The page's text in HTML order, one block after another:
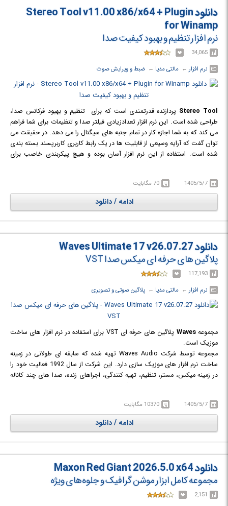
از پس زمینه سبز رنگ برای حذف پس زمینه در عکس ها و ویدئو ها نیز یکی دیگر
از ده ها کاربرد مفید این مجموعه پلاگین است.
دانلود Stereo Tool v11.00 x86/x64 + Plugin
for Winamp
نرم افزار تنظیم و بهبود کیفیت صدا
34,065
نرم افزار ← ‏ مالتی مدیا ← ‏ ضبط و ویرایش صوت
Stereo Tool پردازنده قدرتمندی است که برای تنظیم و بهبود فرکانس صدا،
طراحی شده است. این نرم افزار تعدادزیادی فیلتر صدا و تنظیمات برای شما فراهم
می کند که به شما اجازه کار در تمام جنبه های سیگنال را می دهد. در حقیقت می
توان گفت که آرایه وسیعی از قابلیت ها در یک رابط کاربری کاربرپسند بسته بندی
شده است. استفاده از این نرم افزار آسان بوده و هیچ پیکربندی خاصب برای
صوتی استفاده می شود. با امکانات موجود در نرم افزار قادر خواهید بود تا کیفیت
فایل های صوتی بی کیفیت خود را افزایش دهید و همین طور صدای موسیقی
هایی را که به صورت استریو (2 کاناله) ضبط گردیده اند را با وضوح بیشتری گوش
کنید. امکان تغییر و تنظیم فرکانس های صوتی با نرم افزار فوق ممکن است که به
یک ابزار حرفه ای برای بهبود کیفیت فایل های صوتی است.
1405/5/7 70 مگابایت
ادامه / دانلود
دانلود Waves Ultimate 17 v26.07.27
پلاگین های حرفه ای میکس صدا VST
117,193
نرم افزار ← ‏ مالتی مدیا ← ‏ پلاگین صوتی و تصویری
مجموعهWaves
پلاگین های حرفه ای VST برای استفاده در نرم افزار های ساخت
موزیک است.
مجموعه توسط شرکت Waves Audio تهیه شده که سابقه ای طولانی در زمینه
ساخت نرم افزار های موزیک سازی دارد. این شرکت از سال 1992 فعالیت خود را
در زمینه میکس، مستر، تنظیم، تهیه کنندگی، اجراهای زنده، صدا های چند کاناله
شده است. دفتر این شرکت هم اکنون در شهر ناکسویل در آمریکا قرار دارد.
نسخه 9 از این مجموعه توسط بسیاری از هنرمندان بین المللی تایید شده و
توسط بسیاری از سازندگان موزیک در سرتاسر دنیا مورد استفاده قرار می گیرد.
قیمت های بالایی برای این مجموعه در سایت سازنده در نظر گرفته شده که حاکی
Alone نیز عرضه نموده بطوریکه شما می توانید بدون نیاز به نرم افزار جانبی آن ها
را اجرا نمایید.
1405/5/7 10370 مگابایت
ادامه / دانلود
دانلود Maxon Red Giant 2026.5.0 x64
مجموعه کامل ابزار موشن گرافیک و جلوه‌های ویژه
2,151